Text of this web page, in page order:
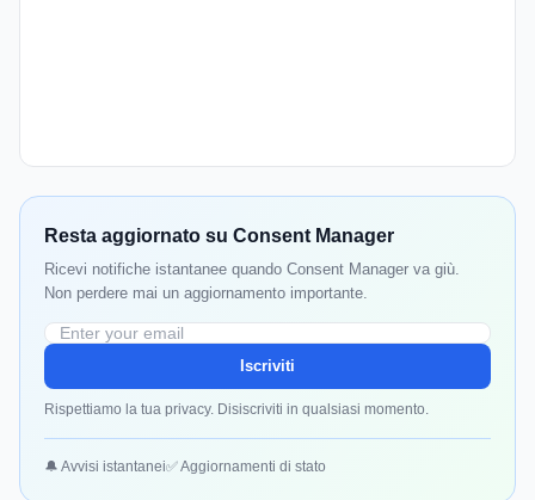
Resta aggiornato su Consent Manager
Ricevi notifiche istantanee quando Consent Manager va giù.
Non perdere mai un aggiornamento importante.
Iscriviti
Rispettiamo la tua privacy. Disiscriviti in qualsiasi momento.
🔔 Avvisi istantanei✅ Aggiornamenti di stato